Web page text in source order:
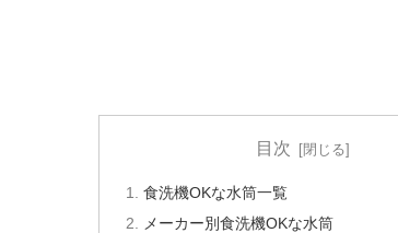
目次
食洗機OKな水筒一覧
メーカー別食洗機OKな水筒